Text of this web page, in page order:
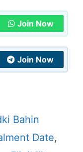
Join Now
Join Now
Bahin
Date,